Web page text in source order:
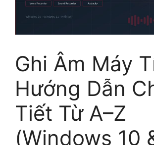
Ghi Âm Máy
Hướng Dẫn
Tiết Từ A–Z
(Windows 10